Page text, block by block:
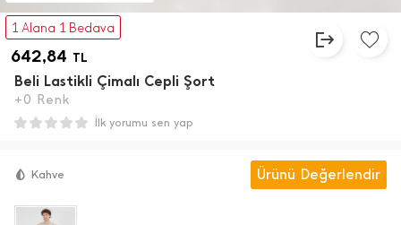
1 Alana 1 Bedava
642,84 TL
Beli Lastikli Çimalı Cepli Şort
+0 Renk
İlk yorumu sen yap
Kahve Ürünü Değerlendir